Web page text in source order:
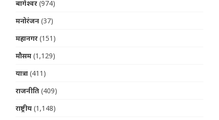
बागेश्वर (974)
मनोरंजन (37)
महानगर (151)
मौसम (1,129)
यात्रा (411)
राजनीति (409)
राष्ट्रीय (1,148)